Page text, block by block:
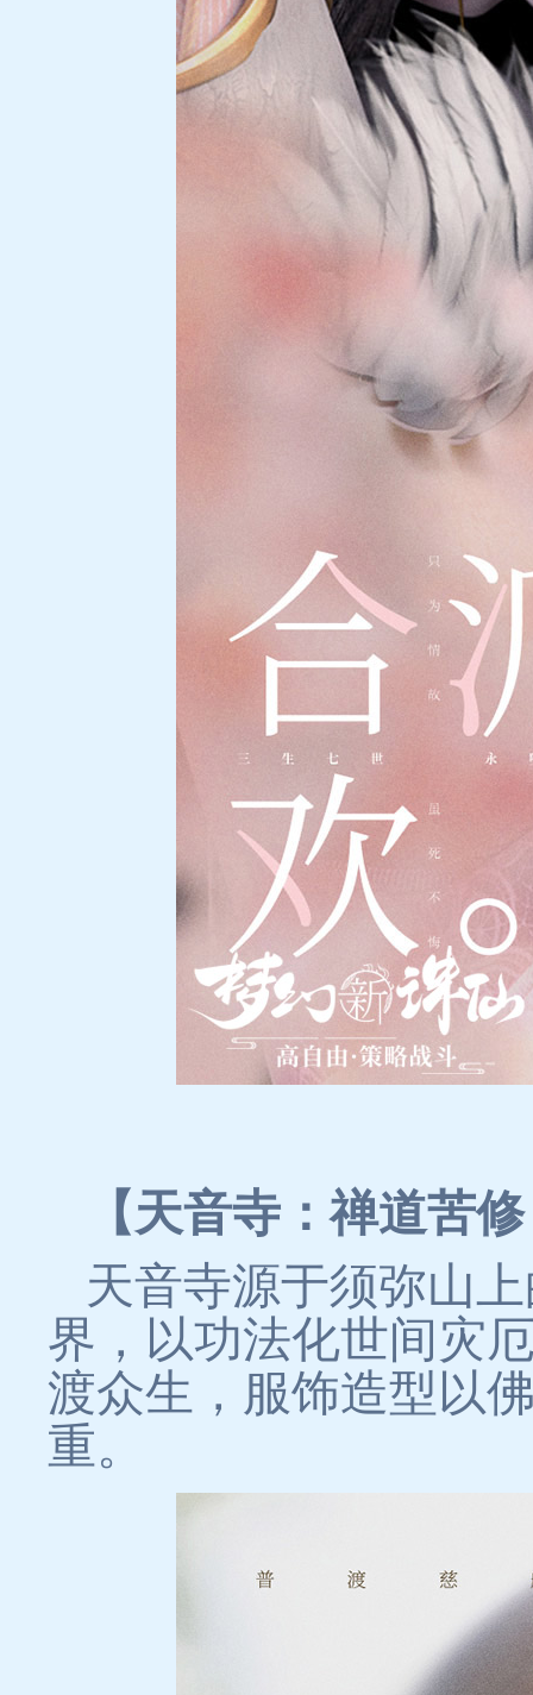
【天音寺：禅道苦
天音寺源于须弥山
界，以功法化世间灾
渡众生，服饰造型以
重。